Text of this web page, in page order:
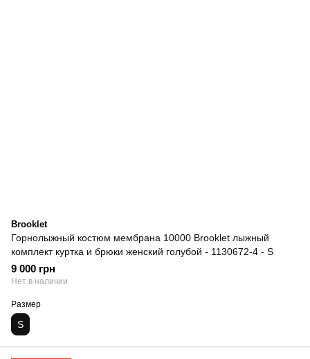
Brooklet
Горнолыжный костюм мембрана 10000 Brooklet лыжный
комплект куртка и брюки женский голубой - 1130672-4 - S
9 000 грн
Нет в наличии
Размер
S